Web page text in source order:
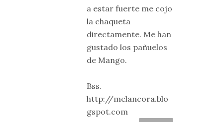
a estar fuerte me cojo
la chaqueta
directamente. Me han
gustado los pañuelos
de Mango.
Bss.
http://melancora.blo
gspot.com